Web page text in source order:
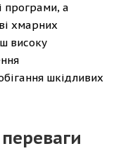
програми, а
хмарних
високу
шкідливих